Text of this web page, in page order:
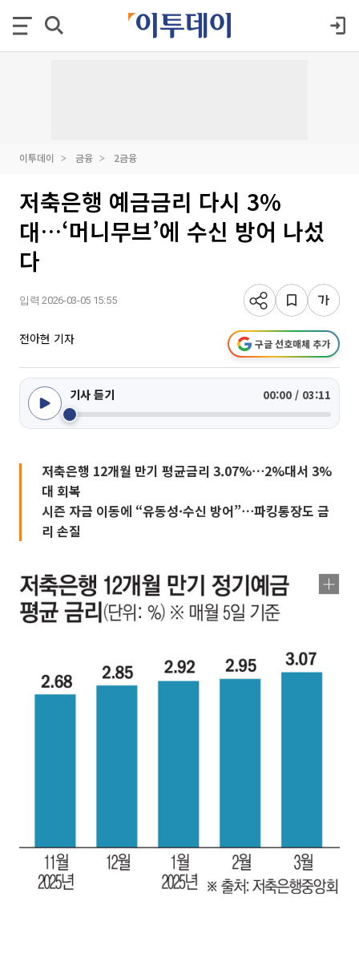
이투데이 금융 2금융
저축은행 예금금리 다시 3%
대…‘머니무브’에 수신 방어 나섰
다
입력 2026-03-05 15:55
전아현 기자 구글 선호매체 추가
기사 듣기 00:00 / 03:11
저축은행 12개월 만기 평균금리 3.07%⋯2%대서 3%
대 회복
시즌 자금 이동에 “유동성·수신 방어”⋯파킹통장도 금
리 손질